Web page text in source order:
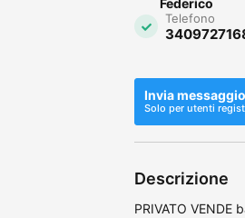
Federico
Telefono
Invia messaggio
Solo per utenti
Descrizione
PRIVATO